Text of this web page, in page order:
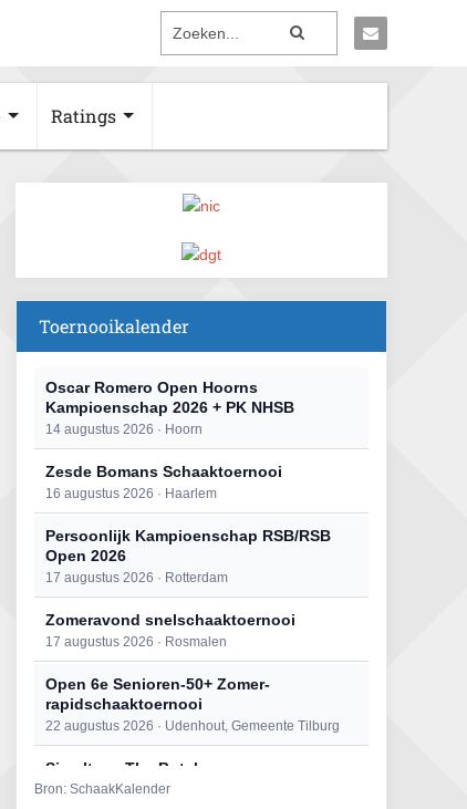
Ratings
Toernooikalender
Oscar Romero Open Hoorns
Kampioenschap 2026 + PK NHSB
14 augustus 2026 · Hoorn
Zesde Bomans Schaaktoernooi
16 augustus 2026 · Haarlem
Persoonlijk Kampioenschap RSB/RSB
Open 2026
17 augustus 2026 · Rotterdam
Zomeravond snelschaaktoernooi
17 augustus 2026 · Rosmalen
Open 6e Senioren-50+ Zomer-
rapidschaaktoernooi
22 augustus 2026 · Udenhout, Gemeente Tilburg
Simultaan The Butcher
22 augustus 2026 · Utrecht
Bron: SchaakKalender